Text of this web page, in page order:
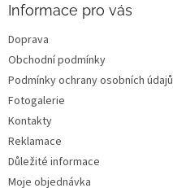
Informace pro vás
Doprava
Obchodní podmínky
Podmínky ochrany osobních údajů
Fotogalerie
Kontakty
Reklamace
Důležité informace
Moje objednávka